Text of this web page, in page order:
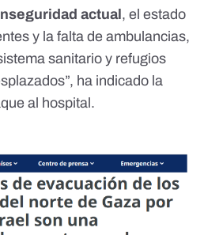
actual, el estado
y la falta de ambulancias,
sanitario y refugios
ha indicado la
al hospital.